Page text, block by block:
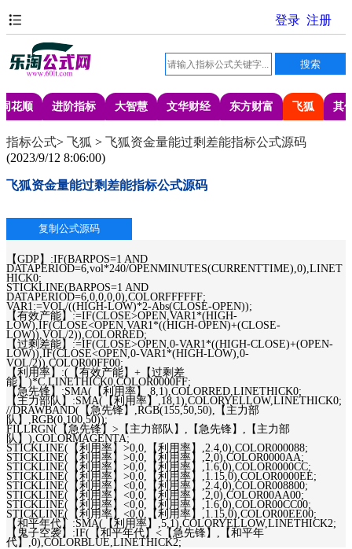
同花顺 进阶指标 大智慧 文华财经 东方财富 飞狐 其
指标公式> 飞狐 > 飞狐资金量能过剩差能指标公式源码
(2023/9/12 8:06:00)
飞狐资金量能过剩差能指标公式源码
【GDP】:IF(BARPOS=1 AND
DATAPERIOD=6,vol*240/OPENMINUTES(CURRENTTIME),0),LINET
HICK0;
STICKLINE(BARPOS=1 AND
DATAPERIOD=6,0,0,0,0),COLORFFFFFF;
VAR1:=VOL/((HIGH-LOW)*2-Abs(CLOSE-OPEN));
【有效产能】:=IF(CLOSE>OPEN,VAR1*(HIGH-
LOW),IF(CLOSE<OPEN,VAR1*((HIGH-OPEN)+(CLOSE-
LOW)),VOL/2)),COLORRED;
【过剩差能】:=IF(CLOSE>OPEN,0-VAR1*((HIGH-CLOSE)+(OPEN-
LOW)),IF(CLOSE<OPEN,0-VAR1*(HIGH-LOW),0-
VOL/2)),COLOR00FF00;
【利用率】:(【有效产能】+【过剩差
能】)*C,LINETHICK0,COLOR0000FF;
【急先锋】:SMA(【利用率】,8,1),COLORRED,LINETHICK0;
【主力部队】:SMA(【利用率】,18,1),COLORYELLOW,LINETHICK0;
//DRAWBAND(【急先锋】,RGB(155,50,50),【主力部
队】,RGB(0,100,50));
FILLRGN(【急先锋】>【主力部队】,【急先锋】,【主力部
队】),COLORMAGENTA;
STICKLINE(【利用率】>0,0,【利用率】,2.4,0),COLOR000088;
STICKLINE(【利用率】>0,0,【利用率】,2,0),COLOR0000AA;
STICKLINE(【利用率】>0,0,【利用率】,1.6,0),COLOR0000CC;
STICKLINE(【利用率】>0,0,【利用率】,1.15,0),COLOR0000EE;
STICKLINE(【利用率】<0,0,【利用率】,2.4,0),COLOR008800;
STICKLINE(【利用率】<0,0,【利用率】,2,0),COLOR00AA00;
STICKLINE(【利用率】<0,0,【利用率】,1.6,0),COLOR00CC00;
STICKLINE(【利用率】<0,0,【利用率】,1.15,0),COLOR00EE00;
【和平年代】:SMA(【利用率】,5,1),COLORYELLOW,LINETHICK2;
【鬼子空袭】:IF(【和平年代】<【急先锋】,【和平年
代】,0),COLORBLUE,LINETHICK2;